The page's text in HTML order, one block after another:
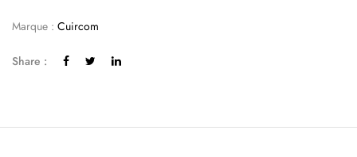
Marque : Cuircom
Share :